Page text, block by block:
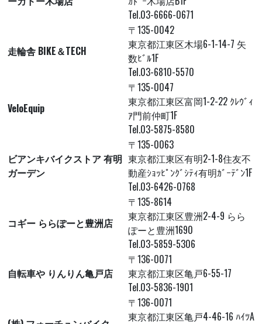
Tel.03-6666-0671
走輪舎 BIKE＆TECH
〒135-0042
東京都江東区木場6-1-14-7 矢
数ﾋﾞﾙ1F
Tel.03-6810-5570
VeloEquip
〒135-0047
東京都江東区富岡1-2-22 ｸﾚｳﾞｨ
ｱ門前仲町1F
Tel.03-5875-8580
ビアンキバイクストア 有明
ガーデン
〒135-0063
東京都江東区有明2-1-8住友不
動産ｼｮｯﾋﾟﾝｸﾞｼﾃｨ有明ｶﾞｰﾃﾞﾝ1F
Tel.03-6426-0768
コギー ららぽーと豊洲店
〒135-8614
東京都江東区豊洲2-4-9 らら
ぽーと豊洲1690
Tel.03-5859-5306
自転車や りんりん亀戸店
〒136-0071
東京都江東区亀戸6-55-17
Tel.03-5836-1901
〒136-0071
東京都江東区亀戸4-46-16 ﾊｲﾂA